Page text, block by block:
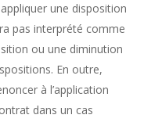
une disposition
pas interprété comme
ou une diminution
En outre,
à l’application
dans un cas